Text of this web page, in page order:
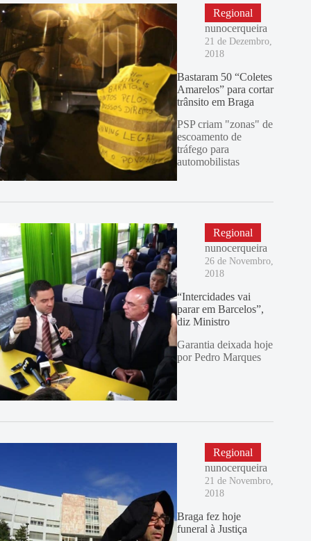
Regional
nunocerqueira
21 de Dezembro,
2018
Bastaram 50 “Coletes
Amarelos” para cortar
trânsito em Braga
PSP criam "zonas" de
escoamento de
tráfego para
automobilistas
Regional
nunocerqueira
26 de Novembro,
2018
“Intercidades vai
parar em Barcelos”,
diz Ministro
Garantia deixada hoje
por Pedro Marques
Regional
nunocerqueira
21 de Novembro,
2018
Braga fez hoje
funeral à Justiça